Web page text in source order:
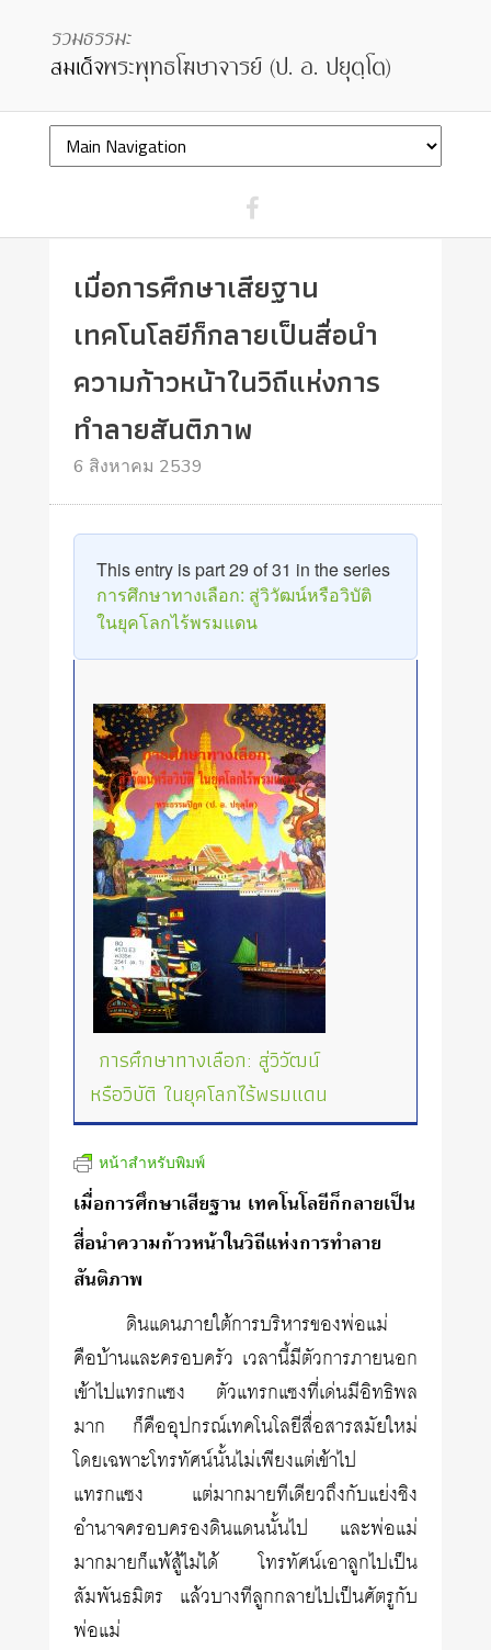
เมื่อการศึกษาเสียฐาน
เทคโนโลยีก็กลายเป็นสื่อนำ
ความก้าวหน้าในวิถีแห่งการ
ทำลายสันติภาพ
6 สิงหาคม 2539
This entry is part 29 of 31 in the series
การศึกษาทางเลือก: สู่วิวัฒน์หรือวิบัติ
ในยุคโลกไร้พรมแดน
การศึกษาทางเลือก: สู่วิวัฒน์
หรือวิบัติ ในยุคโลกไร้พรมแดน
หน้าสำหรับพิมพ์
เมื่อการศึกษาเสียฐาน เทคโนโลยีก็กลายเป็น
สื่อนำความก้าวหน้าในวิถีแห่งการทำลาย
สันติภาพ
ดินแดนภายใต้การบริหารของพ่อแม่
คือบ้านและครอบครัว เวลานี้มีตัวการภายนอก
เข้าไปแทรกแซง ตัวแทรกแซงที่เด่นมีอิทธิพล
มาก ก็คืออุปกรณ์เทคโนโลยีสื่อสารสมัยใหม่
โดยเฉพาะโทรทัศน์นั้นไม่เพียงแต่เข้าไป
แทรกแซง แต่มากมายทีเดียวถึงกับแย่งชิง
อำนาจครอบครองดินแดนนั้นไป และพ่อแม่
มากมายก็แพ้สู้ไม่ได้ โทรทัศน์เอาลูกไปเป็น
สัมพันธมิตร แล้วบางทีลูกกลายไปเป็นศัตรูกับ
พ่อแม่